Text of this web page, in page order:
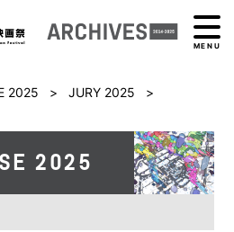
MENU
2025 > JURY 2025
>
2025